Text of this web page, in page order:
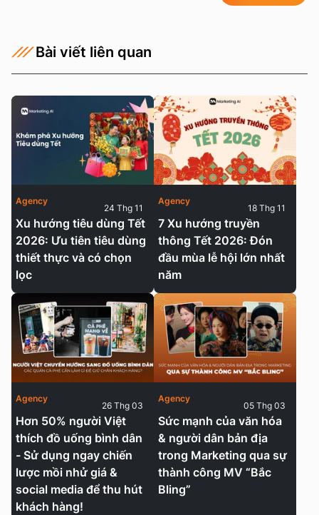
Bài viết liên quan
Xu hướng tiêu dùng Tết
2026: Ưu tiên tiêu dùng
thiết thực và có chọn
lọc
Agency
24 Thg 11
7 Xu hướng truyền
thông Tết 2026: Đón
đầu mùa lễ hội lớn nhất
năm
Agency
18 Thg 11
Hơn 50% người Việt
thích đồ uống bình dân
- Sử dụng ngay chiến
lược mồi nhử giá &
social media để thu hút
khách hàng!
Agency
26 Thg 03
Sức mạnh của văn hóa
& người dân bản địa
trong Marketing qua sự
thành công MV “Bắc
Bling”
Agency
05 Thg 03